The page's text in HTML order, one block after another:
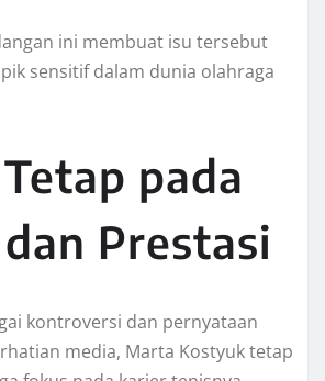
ini membuat isu tersebut
sensitif dalam dunia olahraga
pada
Prestasi
kontroversi dan pernyataan
media, Marta Kostyuk tetap